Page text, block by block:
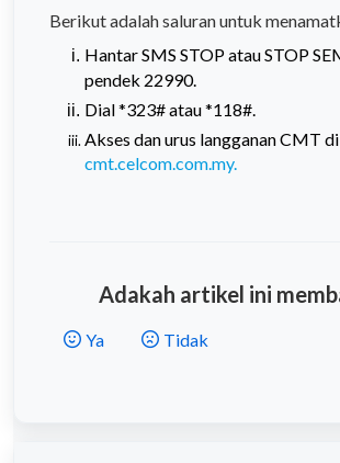
Berikut adalah saluran untuk
Hantar SMS STOP atau STOP
pendek 22990.
Dial *323# atau *118#.
Akses dan urus langganan CMT di
cmt.celcom.com.my.
Adakah artikel ini
Tidak
Ya